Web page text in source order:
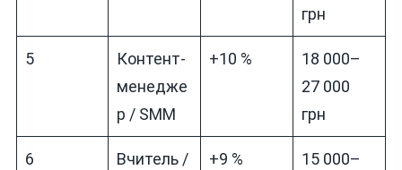
грн
5
Контент-
менедже
р / SMM
+10 %
18 000–
27 000
грн
6
Вчитель /
+9 %
15 000–